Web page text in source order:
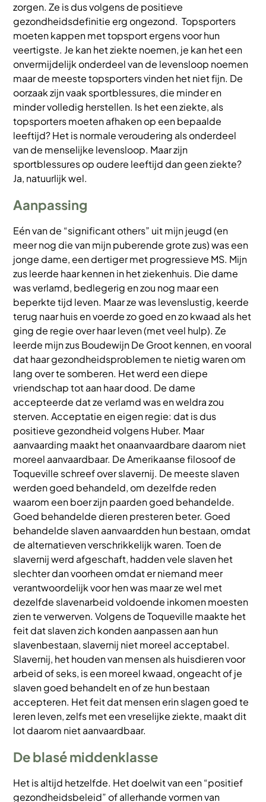
zorgen. Ze is dus volgens de positieve
gezondheidsdefinitie erg ongezond. Topsporters
moeten kappen met topsport ergens voor hun
veertigste. Je kan het ziekte noemen, je kan het een
onvermijdelijk onderdeel van de levensloop noemen
maar de meeste topsporters vinden het niet fijn. De
oorzaak zijn vaak sportblessures, die minder en
minder volledig herstellen. Is het een ziekte, als
topsporters moeten afhaken op een bepaalde
leeftijd? Het is normale veroudering als onderdeel
van de menselijke levensloop. Maar zijn
sportblessures op oudere leeftijd dan geen ziekte?
Ja, natuurlijk wel.
Aanpassing
Eén van de “significant others” uit mijn jeugd (en
meer nog die van mijn puberende grote zus) was een
jonge dame, een dertiger met progressieve MS. Mijn
zus leerde haar kennen in het ziekenhuis. Die dame
was verlamd, bedlegerig en zou nog maar een
beperkte tijd leven. Maar ze was levenslustig, keerde
terug naar huis en voerde zo goed en zo kwaad als het
ging de regie over haar leven (met veel hulp). Ze
leerde mijn zus Boudewijn De Groot kennen, en vooral
dat haar gezondheidsproblemen te nietig waren om
lang over te somberen. Het werd een diepe
vriendschap tot aan haar dood. De dame
accepteerde dat ze verlamd was en weldra zou
sterven. Acceptatie en eigen regie: dat is dus
positieve gezondheid volgens Huber. Maar
aanvaarding maakt het onaanvaardbare daarom niet
moreel aanvaardbaar. De Amerikaanse filosoof de
Toqueville schreef over slavernij. De meeste slaven
werden goed behandeld, om dezelfde reden
waarom een boer zijn paarden goed behandelde.
Goed behandelde dieren presteren beter. Goed
behandelde slaven aanvaardden hun bestaan, omdat
de alternatieven verschrikkelijk waren. Toen de
slavernij werd afgeschaft, hadden vele slaven het
slechter dan voorheen omdat er niemand meer
verantwoordelijk voor hen was maar ze wel met
dezelfde slavenarbeid voldoende inkomen moesten
zien te verwerven. Volgens de Toqueville maakte het
feit dat slaven zich konden aanpassen aan hun
slavenbestaan, slavernij niet moreel acceptabel.
Slavernij, het houden van mensen als huisdieren voor
arbeid of seks, is een moreel kwaad, ongeacht of je
slaven goed behandelt en of ze hun bestaan
accepteren. Het feit dat mensen erin slagen goed te
leren leven, zelfs met een vreselijke ziekte, maakt dit
lot daarom niet aanvaardbaar.
De blasé middenklasse
Het is altijd hetzelfde. Het doelwit van een “positief
gezondheidsbeleid” of allerhande vormen van